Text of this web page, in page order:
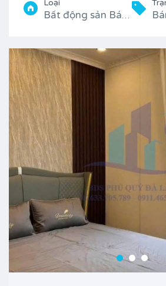
Loại
Bất động sản Bán, Biệt thự sân vườn